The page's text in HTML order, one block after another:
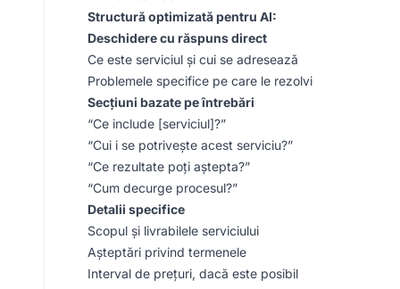
Structură optimizată pentru AI:
Deschidere cu răspuns direct
Ce este serviciul și cui se adresează
Problemele specifice pe care le rezolvi
Secțiuni bazate pe întrebări
“Ce include [serviciul]?”
“Cui i se potrivește acest serviciu?”
“Ce rezultate poți aștepta?”
“Cum decurge procesul?”
Detalii specifice
Scopul și livrabilele serviciului
Așteptări privind termenele
Interval de prețuri, dacă este posibil